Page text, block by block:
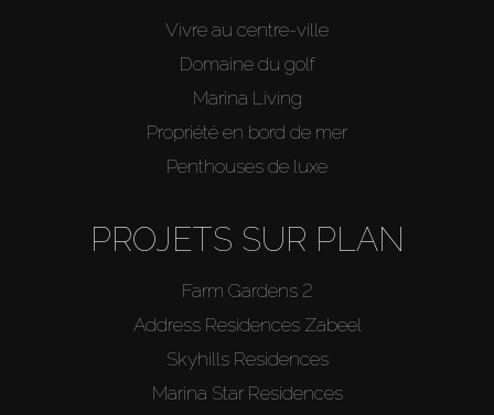
Vivre au centre-ville
Domaine du golf
Marina Living
Propriété en bord de mer
Penthouses de luxe
PROJETS SUR PLAN
Farm Gardens 2
Address Residences Zabeel
Skyhills Residences
Marina Star Residences